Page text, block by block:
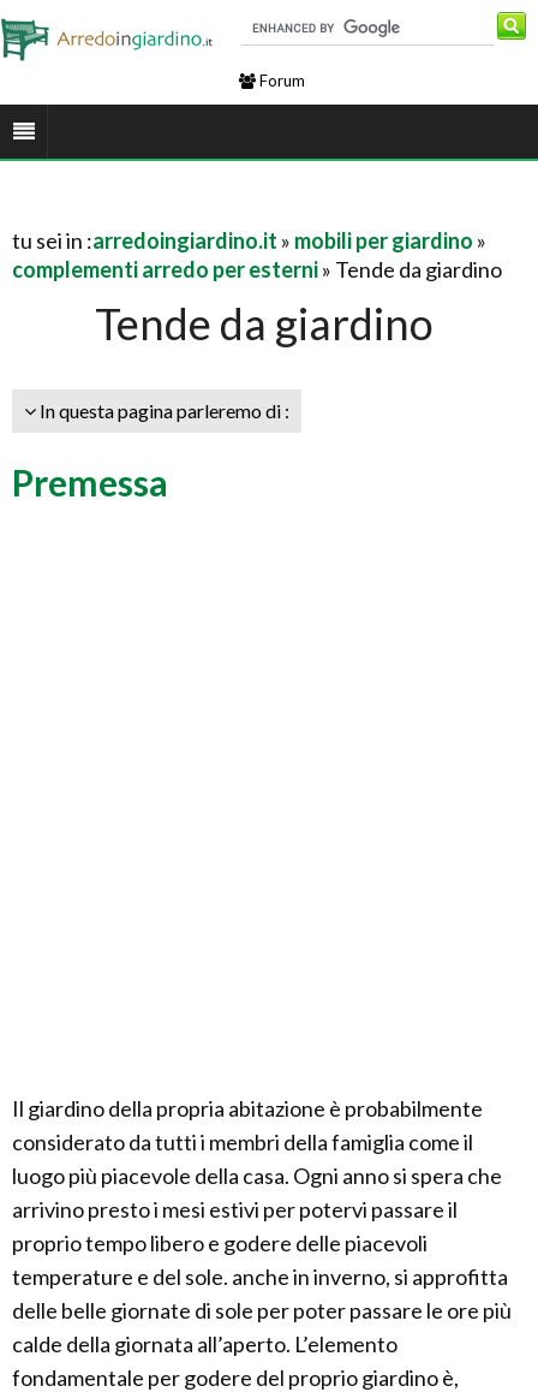
Forum
tu sei in :arredoingiardino.it » mobili per giardino »
complementi arredo per esterni» Tende da giardino
Tende da giardino
In questa pagina parleremo di :
Premessa
Il giardino della propria abitazione è probabilmente
considerato da tutti i membri della famiglia come il
luogo più piacevole della casa. Ogni anno si spera che
arrivino presto i mesi estivi per potervi passare il
proprio tempo libero e godere delle piacevoli
temperature e del sole. anche in inverno, si approfitta
delle belle giornate di sole per poter passare le ore più
calde della giornata all’aperto. L’elemento
fondamentale per godere del proprio giardino è,